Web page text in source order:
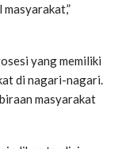
yang memiliki
di nagari-nagari.
masyarakat